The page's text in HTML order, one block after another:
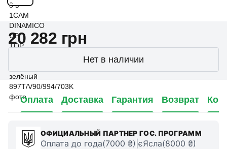
20 282 грн
Нет в наличии
Оплата Доставка Гарантия Возврат
ОФИЦИАЛЬНЫЙ ПАРТНЕР ГОС. ПРОГРАММ
Оплата до года(7000 ₴)|єЯсла(8000 ₴)